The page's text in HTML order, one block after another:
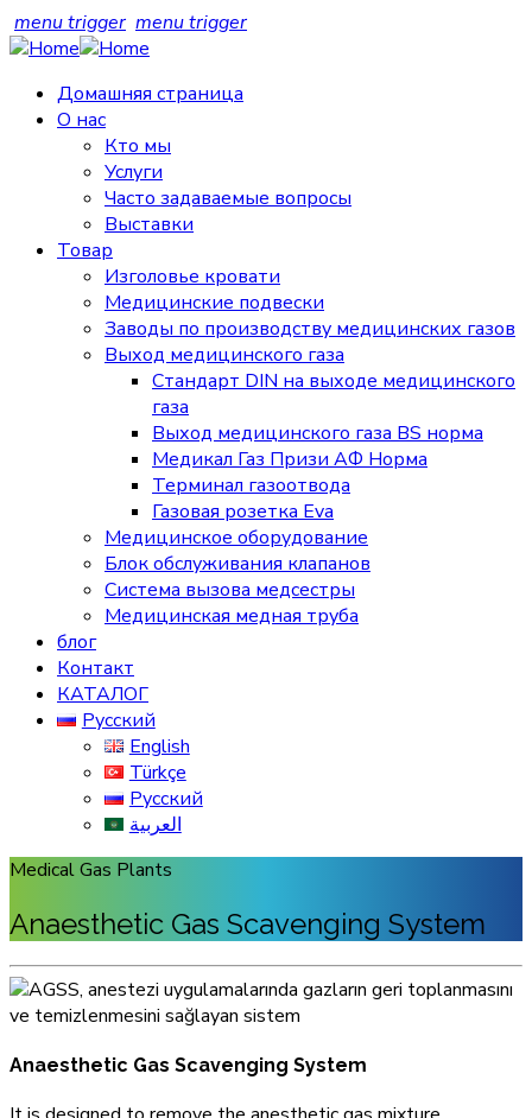
menu trigger menu trigger
Домашняя страница
О нас
Кто мы
Услуги
Часто задаваемые вопросы
Выставки
Товар
Изголовье кровати
Медицинские подвески
Заводы по производству медицинских газов
Выход медицинского газа
Стандарт DIN на выходе медицинского
газа
Выход медицинского газа BS норма
Медикал Газ Призи АФ Норма
Терминал газоотвода
Газовая розетка Eva
Медицинское оборудование
Блок обслуживания клапанов
Система вызова медсестры
Медицинская медная труба
блог
Контакт
КАТАЛОГ
Русский
English
Türkçe
Русский
العربية
Medical Gas Plants
Anaesthetic Gas Scavenging System
Anaesthetic Gas Scavenging System